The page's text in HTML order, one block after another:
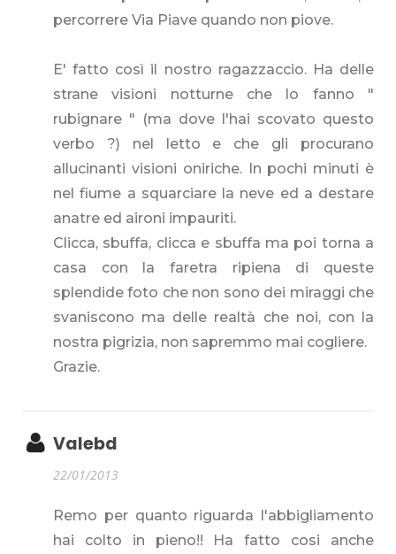
percorrere Via Piave quando non piove.
E' fatto così il nostro ragazzaccio. Ha delle
strane visioni notturne che lo fanno "
rubignare " (ma dove l'hai scovato questo
verbo ?) nel letto e che gli procurano
allucinanti visioni oniriche. In pochi minuti è
nel fiume a squarciare la neve ed a destare
anatre ed aironi impauriti.
Clicca, sbuffa, clicca e sbuffa ma poi torna a
casa con la faretra ripiena di queste
splendide foto che non sono dei miraggi che
svaniscono ma delle realtà che noi, con la
nostra pigrizia, non sapremmo mai cogliere.
Grazie.
Valebd
22/01/2013
Remo per quanto riguarda l'abbigliamento
hai colto in pieno!! Ha fatto cosi anche